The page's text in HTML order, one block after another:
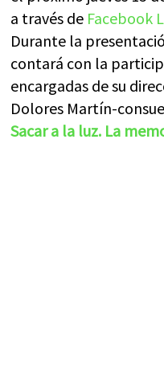
a través de Facebook
Durante la
contará con la
encargadas de su
Dolores Martín-
Sacar a la luz. La